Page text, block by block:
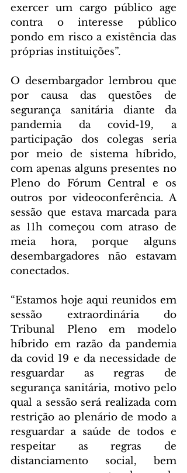
exercer um cargo público age
contra o interesse público
pondo em risco a existência das
próprias instituições”.
O desembargador lembrou que
por causa das questões de
segurança sanitária diante da
pandemia da covid-19, a
participação dos colegas seria
por meio de sistema híbrido,
com apenas alguns presentes no
Pleno do Fórum Central e os
outros por videoconferência. A
sessão que estava marcada para
as 11h começou com atraso de
meia hora, porque alguns
desembargadores não estavam
conectados.
“Estamos hoje aqui reunidos em
sessão extraordinária do
Tribunal Pleno em modelo
híbrido em razão da pandemia
da covid 19 e da necessidade de
resguardar as regras de
segurança sanitária, motivo pelo
qual a sessão será realizada com
restrição ao plenário de modo a
resguardar a saúde de todos e
respeitar as regras de
distanciamento social, bem